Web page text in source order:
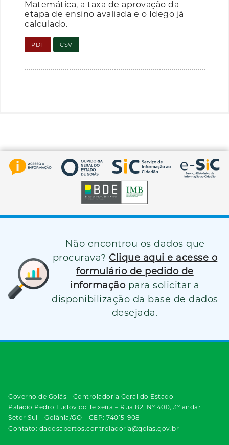
Matemática, a taxa de aprovação da
etapa de ensino avaliada e o Idego já
calculado.
PDF CSV
Não encontrou os dados que
procurava? Clique aqui e acesse o
formulário de pedido de
informação para solicitar a
disponibilização da base de dados
desejada.
Governo de Goiás - Controladoria Geral do Estado
Palácio Pedro Ludovico Teixeira – Rua 82, Nº 400, 3º andar
Setor Sul – Goiânia/GO – CEP: 74015-908
Contato: dadosabertos.controladoria@goias.gov.br